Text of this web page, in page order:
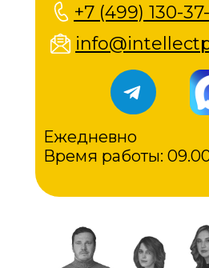
+7 (499) 130-
Ежедневно
Время работы: